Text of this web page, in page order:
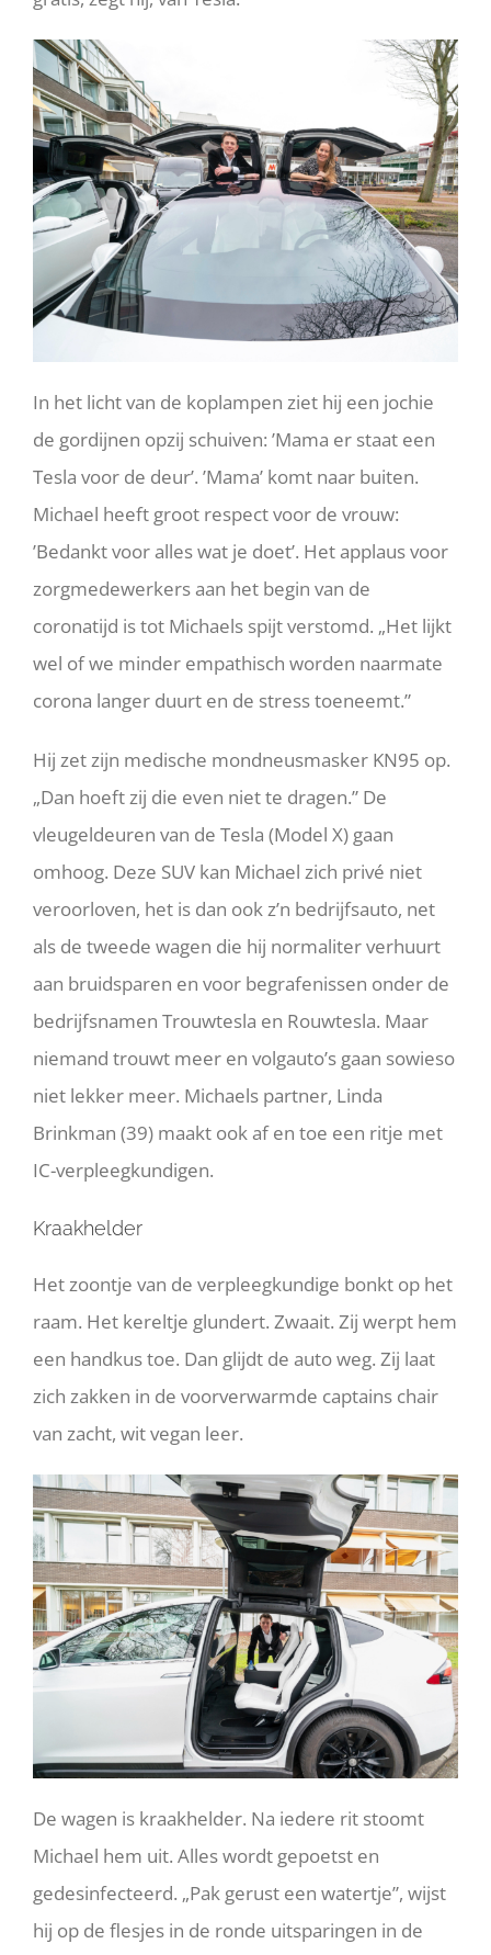
In het licht van de koplampen ziet hij een jochie
de gordijnen opzij schuiven: ’Mama er staat een
Tesla voor de deur’. ’Mama’ komt naar buiten.
Michael heeft groot respect voor de vrouw:
’Bedankt voor alles wat je doet’. Het applaus voor
zorgmedewerkers aan het begin van de
coronatijd is tot Michaels spijt verstomd. „Het lijkt
wel of we minder empathisch worden naarmate
corona langer duurt en de stress toeneemt.”
Hij zet zijn medische mondneusmasker KN95 op.
„Dan hoeft zij die even niet te dragen.” De
vleugeldeuren van de Tesla (Model X) gaan
omhoog. Deze SUV kan Michael zich privé niet
veroorloven, het is dan ook z’n bedrijfsauto, net
als de tweede wagen die hij normaliter verhuurt
aan bruidsparen en voor begrafenissen onder de
bedrijfsnamen Trouwtesla en Rouwtesla. Maar
niemand trouwt meer en volgauto’s gaan sowieso
niet lekker meer. Michaels partner, Linda
Brinkman (39) maakt ook af en toe een ritje met
IC-verpleegkundigen.
Kraakhelder
Het zoontje van de verpleegkundige bonkt op het
raam. Het kereltje glundert. Zwaait. Zij werpt hem
een handkus toe. Dan glijdt de auto weg. Zij laat
zich zakken in de voorverwarmde captains chair
van zacht, wit vegan leer.
De wagen is kraakhelder. Na iedere rit stoomt
Michael hem uit. Alles wordt gepoetst en
gedesinfecteerd. „Pak gerust een watertje”, wijst
hij op de flesjes in de ronde uitsparingen in de